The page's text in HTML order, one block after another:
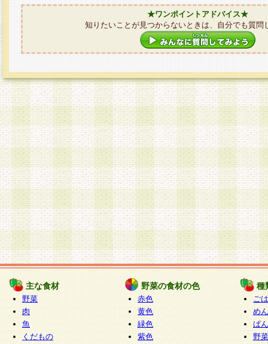
★ワンポイントアドバイス★
知りたいことが見つからないときは、自分でも質問
主な食材
野菜
肉
魚
くだもの
野菜の食材の色
赤色
黄色
緑色
紫色
種
ご
めん
ぱん
野